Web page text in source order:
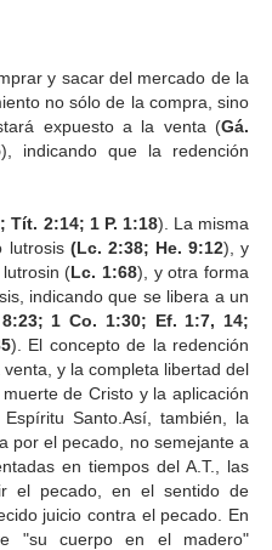
y sacar del mercado de la
no sólo de la compra, sino
expuesto a la venta (Gá.
), indicando que la redención
Tít. 2:14; 1 P. 1:18). La misma
lutrosis (Lc. 2:38; He. 9:12), y
(Lc. 1:68), y otra forma
indicando que se libera a un
1 Co. 1:30; Ef. 1:7, 14;
). El concepto de la redención
y la completa libertad del
de Cristo y la aplicación
Santo.Así, también, la
por el pecado, no semejante a
en tiempos del A.T., las
el pecado, en el sentido de
juicio contra el pecado. En
"su cuerpo en el madero"